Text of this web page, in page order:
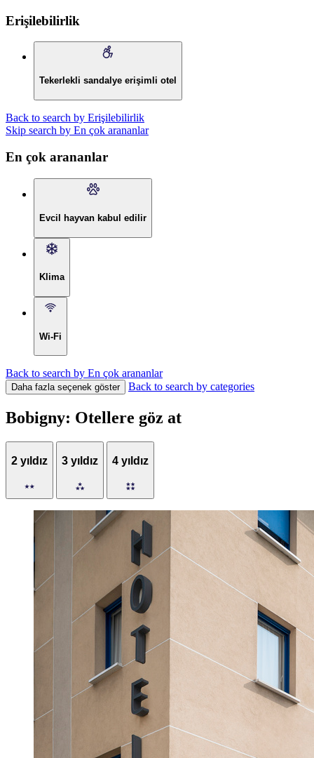
Erişilebilirlik
Tekerlekli sandalye erişimli otel
Back to search by Erişilebilirlik
Skip search by En çok arananlar
En çok arananlar
Evcil hayvan kabul edilir
Klima
Wi-Fi
Back to search by En çok arananlar
Daha fazla seçenek göster Back to search by categories
Bobigny: Otellere göz at
2 yıldız 3 yıldız 4 yıldız